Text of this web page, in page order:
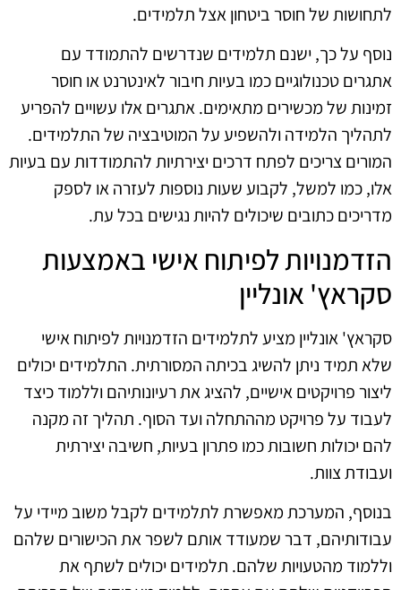
לתחושות של חוסר ביטחון אצל תלמידים.
נוסף על כך, ישנם תלמידים שנדרשים להתמודד עם
אתגרים טכנולוגיים כמו בעיות חיבור לאינטרנט או חוסר
זמינות של מכשירים מתאימים. אתגרים אלו עשויים להפריע
לתהליך הלמידה ולהשפיע על המוטיבציה של התלמידים.
המורים צריכים לפתח דרכים יצירתיות להתמודדות עם בעיות
אלו, כמו למשל, לקבוע שעות נוספות לעזרה או לספק
מדריכים כתובים שיכולים להיות נגישים בכל עת.
הזדמנויות לפיתוח אישי באמצעות
סקראץ' אונליין
סקראץ' אונליין מציע לתלמידים הזדמנויות לפיתוח אישי
שלא תמיד ניתן להשיג בכיתה המסורתית. התלמידים יכולים
ליצור פרויקטים אישיים, להציג את רעיונותיהם וללמוד כיצד
לעבוד על פרויקט מההתחלה ועד הסוף. תהליך זה מקנה
להם יכולות חשובות כמו פתרון בעיות, חשיבה יצירתית
ועבודת צוות.
בנוסף, המערכת מאפשרת לתלמידים לקבל משוב מיידי על
עבודותיהם, דבר שמעודד אותם לשפר את הכישורים שלהם
וללמוד מהטעויות שלהם. תלמידים יכולים לשתף את